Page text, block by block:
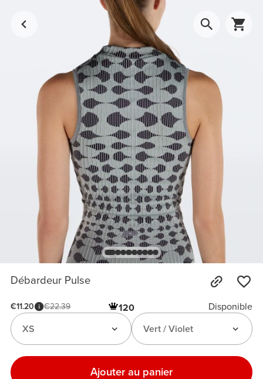
Débardeur Pulse
€11.20 €22.39 120
Disponible
Vert / Violet
XS
Ajouter au panier